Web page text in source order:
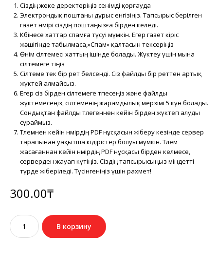
Сіздің жеке деректеріңіз сенімді қорғауда
Электрондық поштаны дұрыс енгізіңіз. Тапсырыс берілген
газет нөмірі сіздің поштаңызға бірден келеді.
Көбінесе хаттар спамға түсуі мүмкін. Егер газет кіріс
жәшігінде табылмаса,»Спам» қалтасын тексеріңіз
Өнім сілтемесі хаттың ішінде болады. Жүктеу үшін мына
сілтемеге өтіңіз
Сілтеме тек бір рет белсенді. Сіз файлды бір реттен артық
жүктей алмайсыз.
Егер сіз бірден сілтемеге өтпесеңіз және файлды
жүктемесеңіз, сілтеменің жарамдылық мерзімі 5 күн болады.
Сондықтан файлды төлегеннен кейін бірден жүктеп алуды
сұраймыз.
Төлемнен кейін нөмірдің PDF нұсқасын жіберу кезінде сервер
тарапынан уақытша кідірістер болуы мүмкін. Төлем
жасағаннан кейін нөмірдің PDF нұсқасы бірден келмесе,
серверден жауап күтіңіз. Сіздің тапсырысыңыз міндетті
түрде жіберіледі. Түсінгеніңіз үшін рахмет!
300.00₸
Количество
товара
№20
В корзину